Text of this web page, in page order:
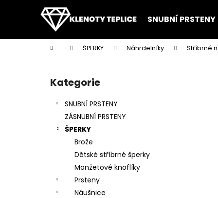
SNUBNÍ PRSTENY
Domů ŠPERKY Náhrdelníky Stříbrné
Přeskočit
kategorie
Kategorie
SNUBNÍ PRSTENY
ZÁSNUBNÍ PRSTENY
ŠPERKY
Brože
Dětské stříbrné šperky
Manžetové knoflíky
Prsteny
Náušnice
í
Zpět
do
Zpět
do